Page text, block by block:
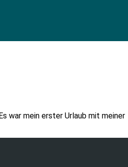
war mein erster Urlaub mit meiner